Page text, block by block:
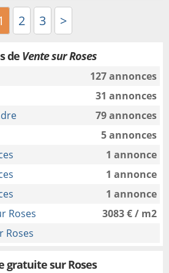
2 3 >
de Vente sur Roses
127 annonces
31 annonces
79 annonces
5 annonces
1 annonce
1 annonce
1 annonce
Roses
3083 € / m2
Roses
gratuite sur Roses